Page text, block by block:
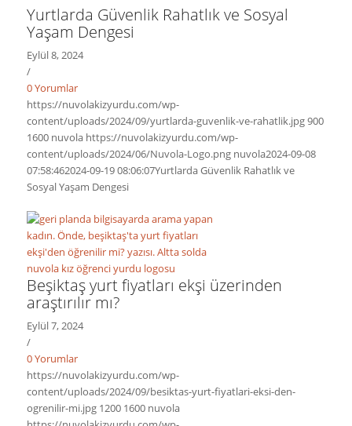
Yurtlarda Güvenlik Rahatlık ve Sosyal
Yaşam Dengesi
Eylül 8, 2024
/
0 Yorumlar
https://nuvolakizyurdu.com/wp-
content/uploads/2024/09/yurtlarda-guvenlik-ve-rahatlik.jpg900
1600 nuvola https://nuvolakizyurdu.com/wp-
content/uploads/2024/06/Nuvola-Logo.png nuvola2024-09-08
07:58:462024-09-19 08:06:07Yurtlarda Güvenlik Rahatlık ve
Sosyal Yaşam Dengesi
Beşiktaş yurt fiyatları ekşi üzerinden
araştırılır mı?
Eylül 7, 2024
/
0 Yorumlar
https://nuvolakizyurdu.com/wp-
content/uploads/2024/09/besiktas-yurt-fiyatlari-eksi-den-
ogrenilir-mi.jpg 1200 1600 nuvola